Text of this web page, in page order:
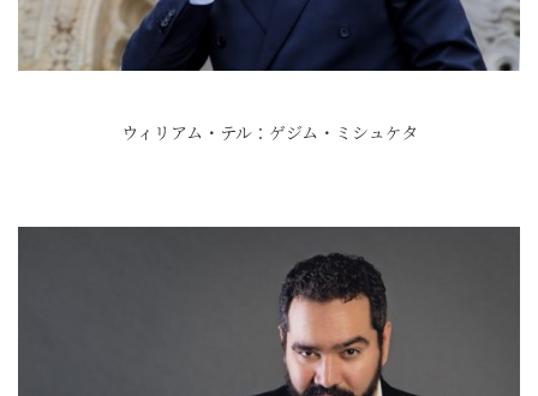
ウィリアム・テル：ゲジム・ミシュケタ